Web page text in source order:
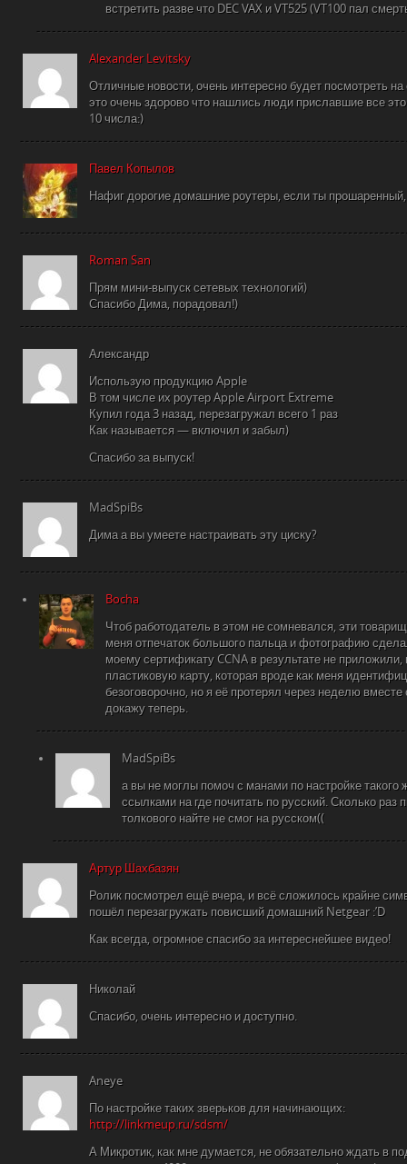
встретить разве что DEC VAX и VT525 (VT100 пал
Alexander Levitsky
Отличные новости, очень интересно будет посмотреть
это очень здорово что нашлись люди приславшие все
10 числа:)
Павел Копылов
Нафиг дорогие домашние роутеры, если ты прошаренный,
Roman San
Прям мини-выпуск сетевых технологий)
Спасибо Дима, порадовал!)
Александр
Использую продукцию Apple
В том числе их роутер Apple Airport Extreme
Купил года 3 назад, перезагружал всего 1 раз
Как называется — включил и забыл)
Спасибо за выпуск!
MadSpiBs
Дима а вы умеете настраивать эту циску?
Bocha
Чтоб работодатель в этом не сомневался, эти
меня отпечаток большого пальца и фотографию
моему сертификату CCNA в результате не приложили,
пластиковую карту, которая вроде как меня
безоговорочно, но я её протерял через неделю
докажу теперь.
MadSpiBs
а вы не моглы помоч с манами по настройке такого
ссылками на где почитать по русский. Сколько раз
толкового найте не смог на русском((
Артур Шахбазян
Ролик посмотрел ещё вчера, и всё сложилось крайне
пошёл перезагружать повисший домашний Netgear :’D
Как всегда, огромное спасибо за интереснейшее видео!
Николай
Спасибо, очень интересно и доступно.
Aneye
По настройке таких зверьков для начинающих:
http://linkmeup.ru/sdsm/
А Микротик, как мне думается, не обязательно ждать в